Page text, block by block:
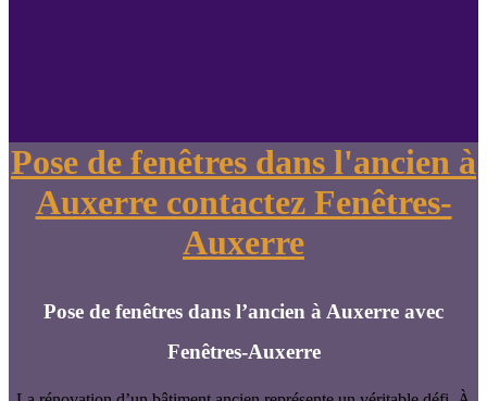
Pose de fenêtres dans l'ancien à
Auxerre contactez Fenêtres-
Auxerre
Pose de fenêtres dans l’ancien à Auxerre avec
Fenêtres-Auxerre